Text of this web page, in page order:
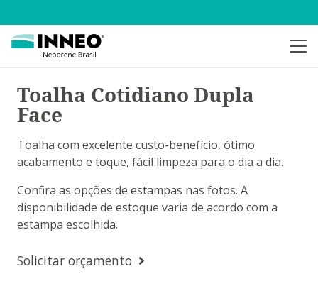
Toalha Cotidiano Dupla
Face
Toalha com excelente custo-benefício, ótimo
acabamento e toque, fácil limpeza para o dia a dia.
Confira as opções de estampas nas fotos. A
disponibilidade de estoque varia de acordo com a
estampa escolhida.
Solicitar orçamento